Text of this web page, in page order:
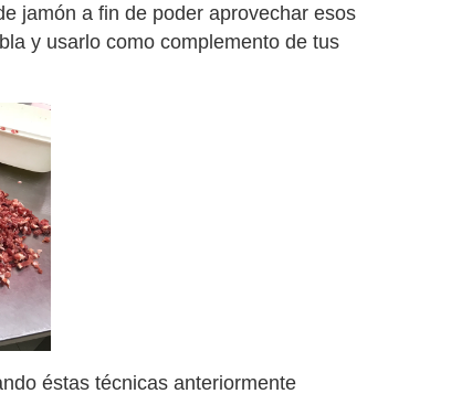
jamón a fin de poder aprovechar esos
y usarlo como complemento de tus
éstas técnicas anteriormente